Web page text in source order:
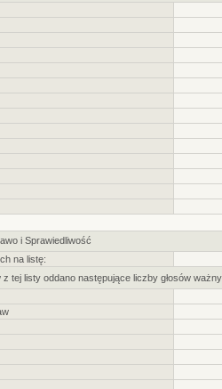
i Sprawiedliwość
na listę:
tej listy oddano następujące liczby głosów